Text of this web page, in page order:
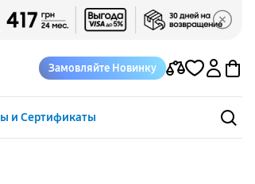
Замовляйте Новинку
и Сертификаты